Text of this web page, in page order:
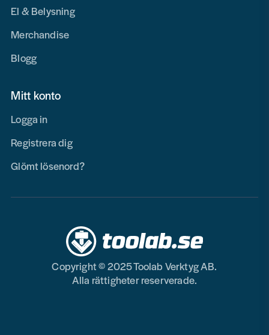
El & Belysning
Merchandise
Blogg
Mitt konto
Logga in
Registrera dig
Glömt lösenord?
Copyright © 2025 Toolab Verktyg AB.
Alla rättigheter reserverade.